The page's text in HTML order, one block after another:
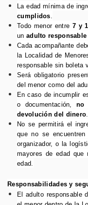
La edad mínima de
cumplidos.
Todo menor entre 7 y
un adulto
Cada acompañante
la Localidad de
responsable sin boleta
Será obligatorio
del menor como del
En caso de incumplir
o documentación,no
devolución del dinero.
No se permitirá el
que no se
organizador, o la
mayores de edad que
edad.
Responsabilidades y
El adulto responsable